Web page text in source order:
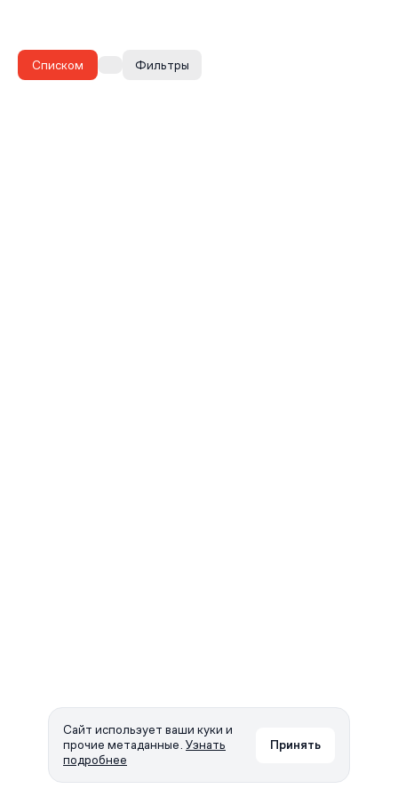
Списком Фильтры
Сайт использует ваши куки и
прочие метаданные. Узнать
подробнее
Принять